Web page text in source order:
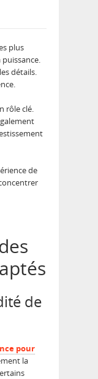
plus
puissance.
détails.
rôle clé.
de
de
pour
la